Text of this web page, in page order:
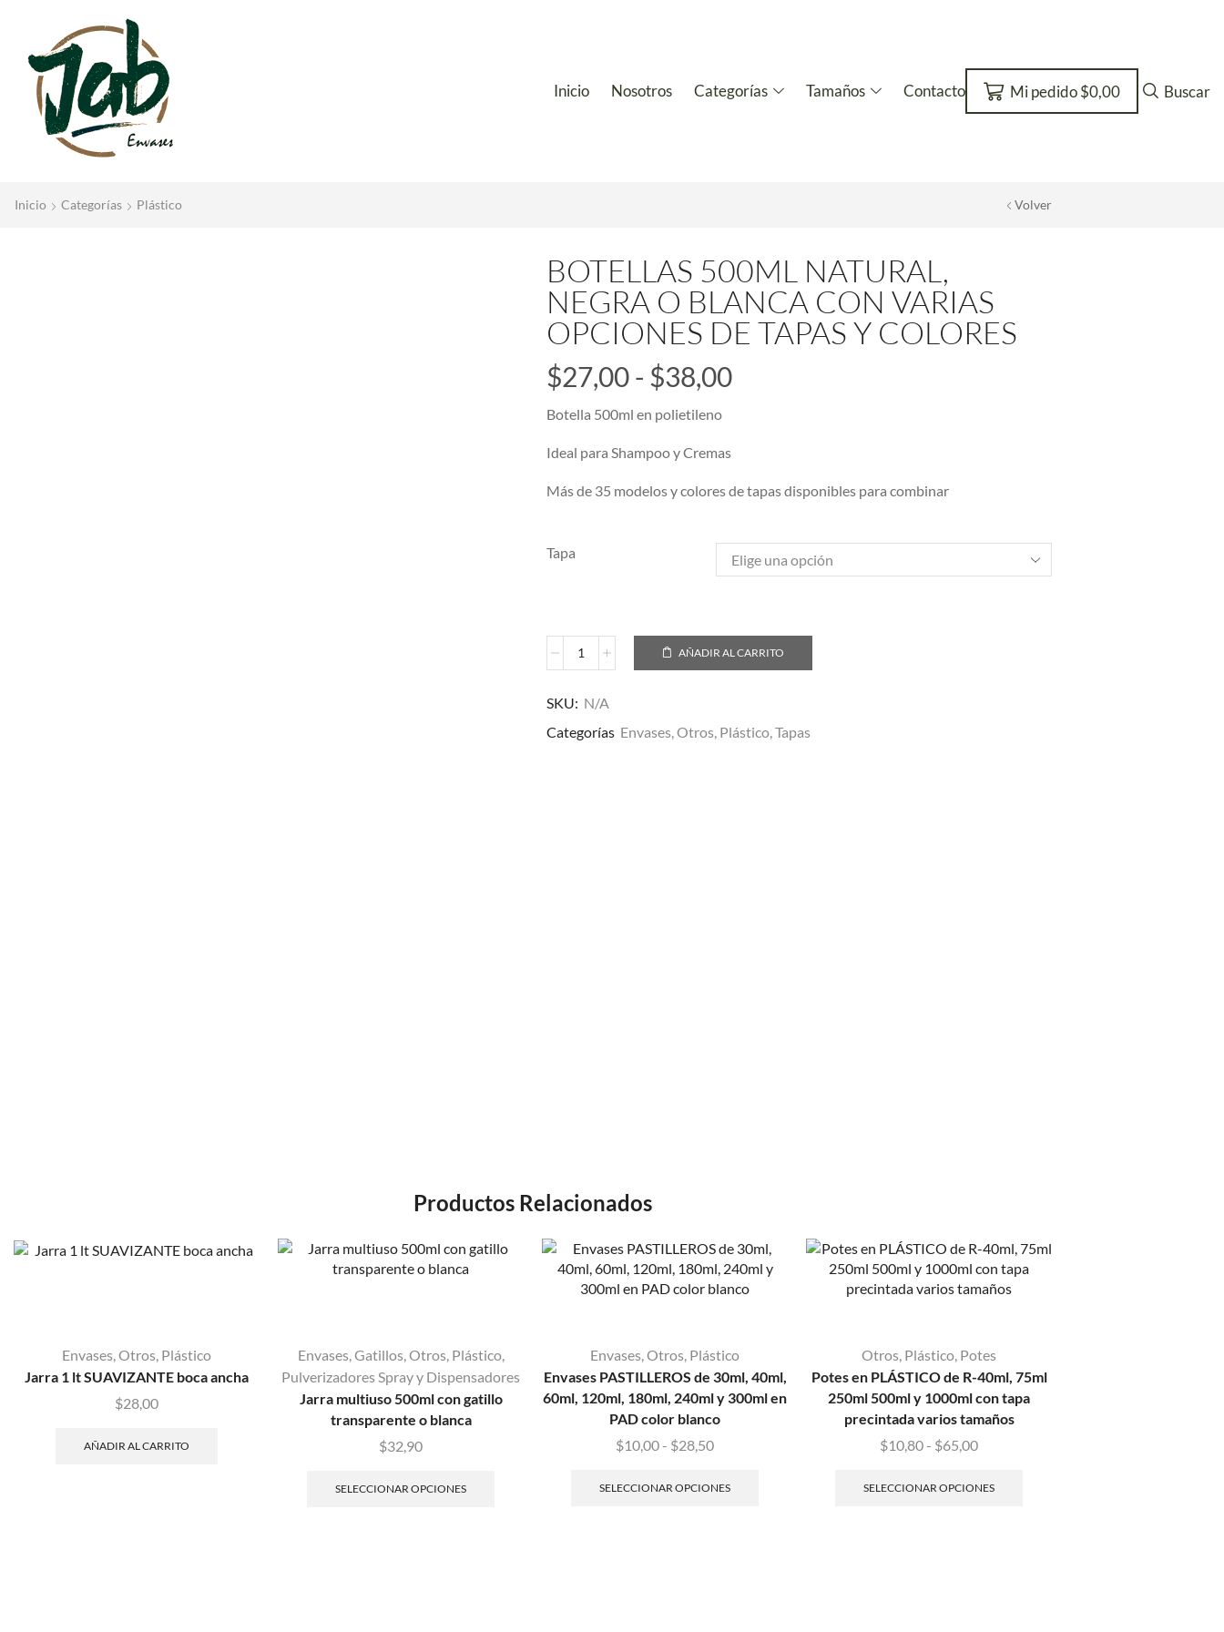
Inicio Nosotros Categorías Tamaños Contacto Mi pedido$0,00 Buscar
Inicio Categorías Plástico Volver
BOTELLAS 500ML NATURAL,
NEGRA O BLANCA CON VARIAS
OPCIONES DE TAPAS Y COLORES
$27,00- $38,00
Botella 500ml en polietileno
Ideal para Shampoo y Cremas
Más de 35 modelos y colores de tapas disponibles para combinar
Tapa
AÑADIR AL CARRITO
SKU: N/A
Categorías Envases,Otros, Plástico,Tapas
Productos Relacionados
Envases,Otros, Plástico
Jarra 1 lt SUAVIZANTE boca ancha
$28,00
AÑADIR AL CARRITO
Envases,Gatillos,Otros, Plástico,
Pulverizadores Spray y Dispensadores
Jarra multiuso 500ml con gatillo
transparente o blanca
$32,90
SELECCIONAR OPCIONES
Envases,Otros, Plástico
Envases PASTILLEROS de 30ml, 40ml,
60ml, 120ml, 180ml, 240ml y 300ml en
PAD color blanco
$10,00 - $28,50
SELECCIONAR OPCIONES
Otros, Plástico, Potes
Potes en PLÁSTICO de R-40ml, 75ml
250ml 500ml y 1000ml con tapa
precintada varios tamaños
$10,80 - $65,00
SELECCIONAR OPCIONES